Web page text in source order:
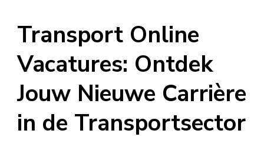
Transport Online
Vacatures: Ontdek
Jouw Nieuwe Carrière
in de Transportsector